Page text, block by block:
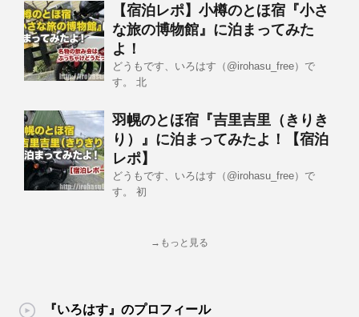
【宿泊レポ】小樽のとほ宿『小さ
な旅の博物館』に泊まってみた
よ！
どうもです、いろはす（@irohasu_free）で
す。 北
羽幌のとほ宿『吉里吉里（きりき
り）』に泊まってみたよ！【宿泊
レポ】
どうもです、いろはす（@irohasu_free）で
す。 初
→もっと見る
『いろはす』のプロフィール